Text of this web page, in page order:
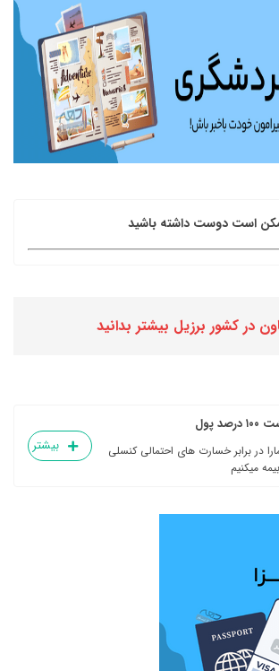
است دوست داشته باشید
در کشور برزیل بیشتر بدانید
پول
در برابر خسارت های احتمالی کنسلی
میکنیم
بیشتر